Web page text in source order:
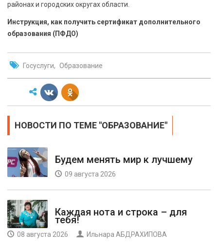
районах и городских округах области.
Инструкция, как получить сертификат дополнительного
образования (ПФДО)
Госуслуги Образование
НОВОСТИ ПО ТЕМЕ "ОБРАЗОВАНИЕ"
Будем менять мир к лучшему
09 августа 2026
Каждая нота и строка – для
тебя!
08 августа 2026 Ильнара АБДРАХИПОВА